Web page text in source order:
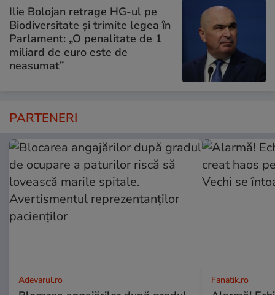
Ilie Bolojan retrage HG-ul pe
Biodiversitate și trimite legea în
Parlament: „O penalitate de 1
miliard de euro este de
neasumat”
PARTENERI
Adevarul.ro Fanatik.ro